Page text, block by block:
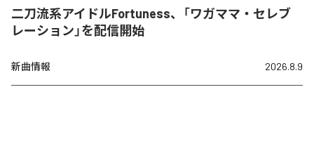
二刀流系アイドルFortuness、「ワガママ・セレブ
レーション」を配信開始
新曲情報 2026.8.9